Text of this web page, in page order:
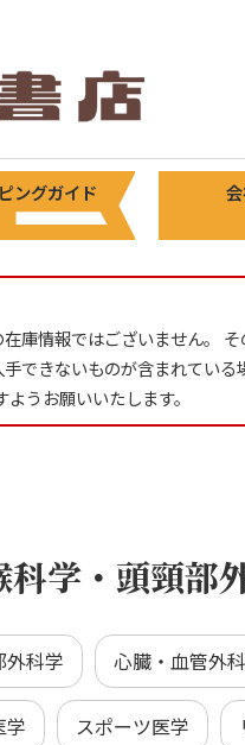
ングガイド
庫情報ではございません。 そ
できないものが含まれている
うお願いいたします。
科学・頭頸部
外科学 心臓・血管外
学 スポーツ医学